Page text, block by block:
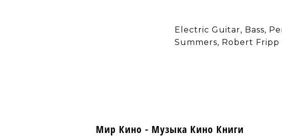
Electric Guitar, Bass,
Summers, Robert Fripp
Мир Кино - Музыка Кино Книги